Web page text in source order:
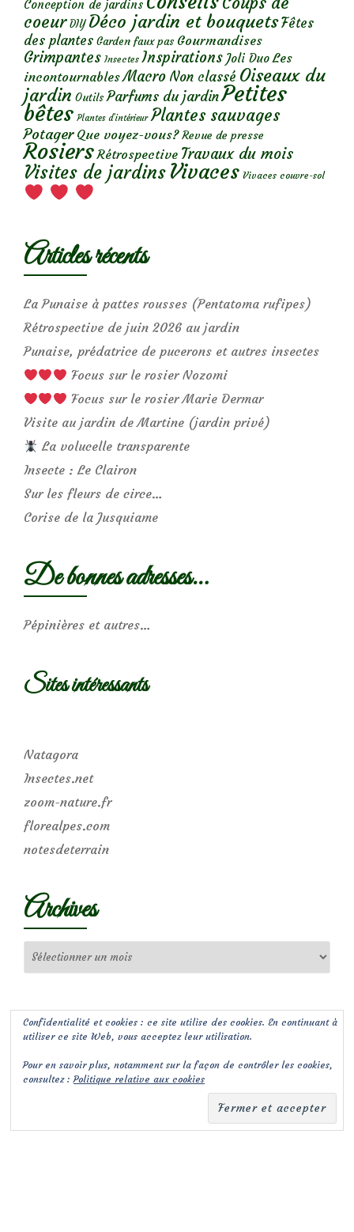
Conception de jardins
coeur DIY Déco jardin et bouquetsFêtes
des plantes Garden faux pas Gourmandises
Grimpantes Insectes Inspirations Joli Duo Les
incontournables Macro Non classé Oiseaux du
jardin Outils Parfums du jardinPetites
bêtes Plantes d’intérieur Plantes sauvages
Potager Que voyez-vous? Revue de presse
Rosiers Rétrospective Travaux du mois
Visites de jardins Vivaces Vivaces couvre-sol
Articles récents
La Punaise à pattes rousses (Pentatoma rufipes)
Rétrospective de juin 2026 au jardin
Punaise, prédatrice de pucerons et autres insectes
Focus sur le rosier Nozomi
Focus sur le rosier Marie Dermar
Visite au jardin de Martine (jardin privé)
La volucelle transparente
Insecte : Le Clairon
Sur les fleurs de circe…
Corise de la Jusquiame
De bonnes adresses…
Pépinières et autres…
Sites intéressants
Natagora
Insectes.net
zoom-nature.fr
florealpes.com
notesdeterrain
Archives
Confidentialité et cookies : ce site utilise des cookies. En continuant à
utiliser ce site Web, vous acceptez leur utilisation.
Pour en savoir plus, notamment sur la façon de contrôler les cookies,
consultez :Politique relative aux cookies